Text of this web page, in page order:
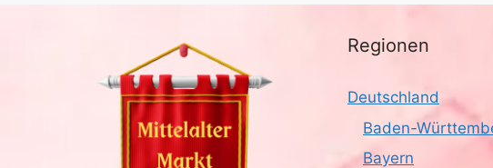
Regionen
Deutschland
Baden-
Bayern